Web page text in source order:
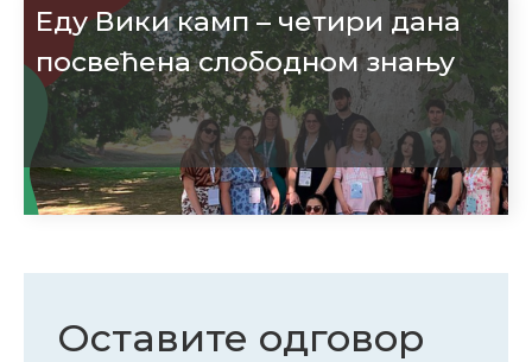
Еду Вики камп – четири дана
посвећена слободном знању
Оставите одговор